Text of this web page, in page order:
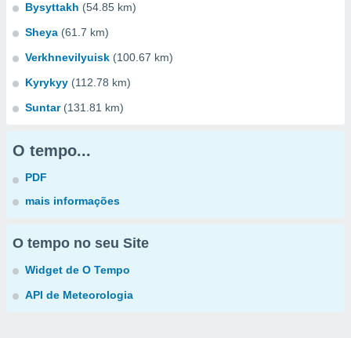
Bysyttakh (54.85 km)
Sheya (61.7 km)
Verkhnevilyuisk (100.67 km)
Kyrykyy (112.78 km)
Suntar (131.81 km)
O tempo...
PDF
mais informações
O tempo no seu Site
Widget de O Tempo
API de Meteorologia